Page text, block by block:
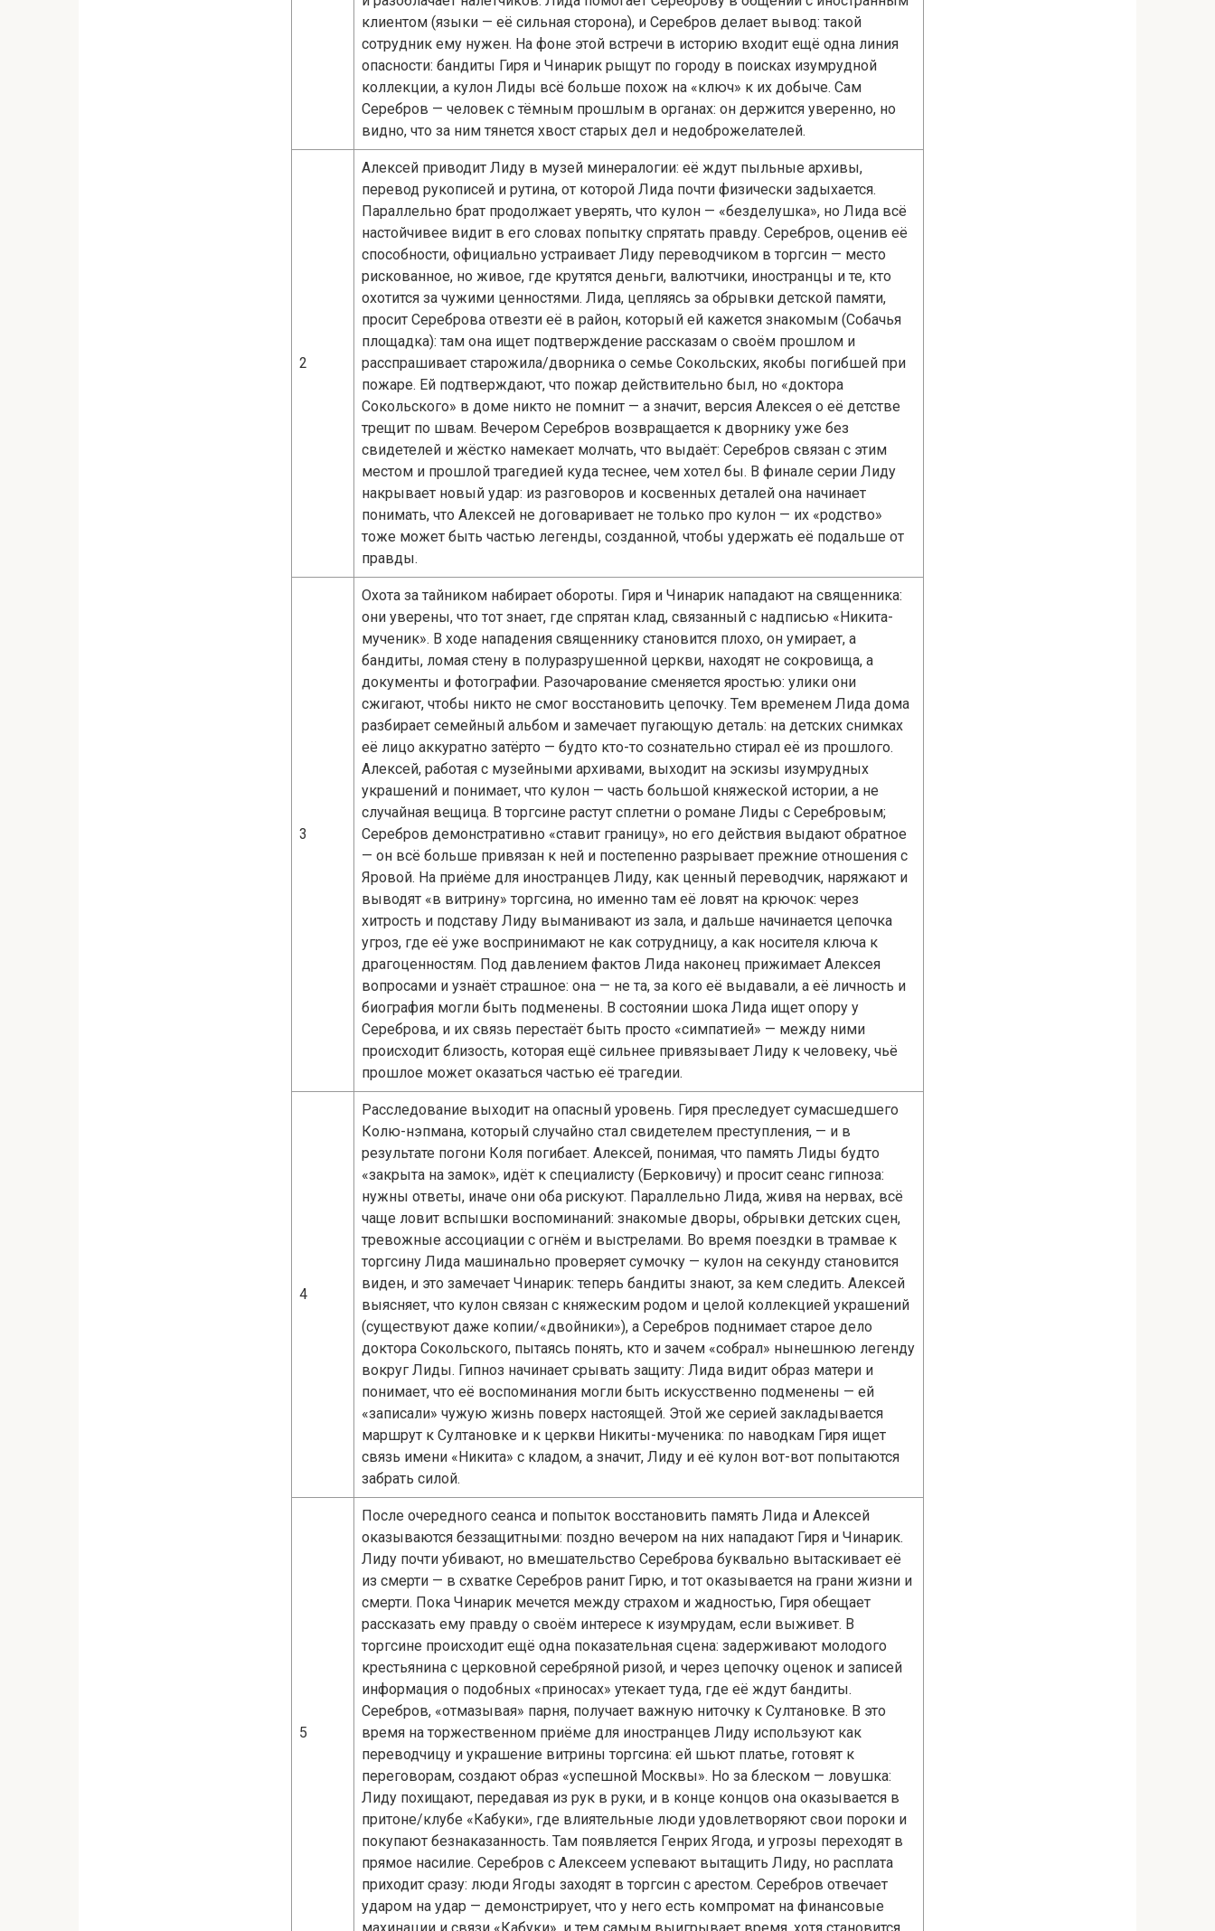
клиентом (языки — её сильная сторона), и Серебров делает вывод: такой
сотрудник ему нужен. На фоне этой встречи в историю входит ещё одна линия
опасности: бандиты Гиря и Чинарик рыщут по городу в поисках изумрудной
коллекции, а кулон Лиды всё больше похож на «ключ» к их добыче. Сам
Серебров — человек с тёмным прошлым в органах: он держится уверенно, но
видно, что за ним тянется хвост старых дел и недоброжелателей.
2
Алексей приводит Лиду в музей минералогии: её ждут пыльные архивы,
перевод рукописей и рутина, от которой Лида почти физически задыхается.
Параллельно брат продолжает уверять, что кулон — «безделушка», но Лида всё
настойчивее видит в его словах попытку спрятать правду. Серебров, оценив её
способности, официально устраивает Лиду переводчиком в торгсин — место
рискованное, но живое, где крутятся деньги, валютчики, иностранцы и те, кто
охотится за чужими ценностями. Лида, цепляясь за обрывки детской памяти,
просит Сереброва отвезти её в район, который ей кажется знакомым (Собачья
площадка): там она ищет подтверждение рассказам о своём прошлом и
расспрашивает старожила/дворника о семье Сокольских, якобы погибшей при
пожаре. Ей подтверждают, что пожар действительно был, но «доктора
Сокольского» в доме никто не помнит — а значит, версия Алексея о её детстве
трещит по швам. Вечером Серебров возвращается к дворнику уже без
свидетелей и жёстко намекает молчать, что выдаёт: Серебров связан с этим
местом и прошлой трагедией куда теснее, чем хотел бы. В финале серии Лиду
накрывает новый удар: из разговоров и косвенных деталей она начинает
понимать, что Алексей не договаривает не только про кулон — их «родство»
тоже может быть частью легенды, созданной, чтобы удержать её подальше от
правды.
3
Охота за тайником набирает обороты. Гиря и Чинарик нападают на священника:
они уверены, что тот знает, где спрятан клад, связанный с надписью «Никита-
мученик». В ходе нападения священнику становится плохо, он умирает, а
бандиты, ломая стену в полуразрушенной церкви, находят не сокровища, а
документы и фотографии. Разочарование сменяется яростью: улики они
сжигают, чтобы никто не смог восстановить цепочку. Тем временем Лида дома
разбирает семейный альбом и замечает пугающую деталь: на детских снимках
её лицо аккуратно затёрто — будто кто-то сознательно стирал её из прошлого.
Алексей, работая с музейными архивами, выходит на эскизы изумрудных
украшений и понимает, что кулон — часть большой княжеской истории, а не
случайная вещица. В торгсине растут сплетни о романе Лиды с Серебровым;
Серебров демонстративно «ставит границу», но его действия выдают обратное
— он всё больше привязан к ней и постепенно разрывает прежние отношения с
Яровой. На приёме для иностранцев Лиду, как ценный переводчик, наряжают и
выводят «в витрину» торгсина, но именно там её ловят на крючок: через
хитрость и подставу Лиду выманивают из зала, и дальше начинается цепочка
угроз, где её уже воспринимают не как сотрудницу, а как носителя ключа к
драгоценностям. Под давлением фактов Лида наконец прижимает Алексея
вопросами и узнаёт страшное: она — не та, за кого её выдавали, а её личность и
биография могли быть подменены. В состоянии шока Лида ищет опору у
Сереброва, и их связь перестаёт быть просто «симпатией» — между ними
происходит близость, которая ещё сильнее привязывает Лиду к человеку, чьё
прошлое может оказаться частью её трагедии.
4
Расследование выходит на опасный уровень. Гиря преследует сумасшедшего
Колю-нэпмана, который случайно стал свидетелем преступления, — и в
результате погони Коля погибает. Алексей, понимая, что память Лиды будто
«закрыта на замок», идёт к специалисту (Берковичу) и просит сеанс гипноза:
нужны ответы, иначе они оба рискуют. Параллельно Лида, живя на нервах, всё
чаще ловит вспышки воспоминаний: знакомые дворы, обрывки детских сцен,
тревожные ассоциации с огнём и выстрелами. Во время поездки в трамвае к
торгсину Лида машинально проверяет сумочку — кулон на секунду становится
виден, и это замечает Чинарик: теперь бандиты знают, за кем следить. Алексей
выясняет, что кулон связан с княжеским родом и целой коллекцией украшений
(существуют даже копии/«двойники»), а Серебров поднимает старое дело
доктора Сокольского, пытаясь понять, кто и зачем «собрал» нынешнюю легенду
вокруг Лиды. Гипноз начинает срывать защиту: Лида видит образ матери и
понимает, что её воспоминания могли быть искусственно подменены — ей
«записали» чужую жизнь поверх настоящей. Этой же серией закладывается
маршрут к Султановке и к церкви Никиты-мученика: по наводкам Гиря ищет
связь имени «Никита» с кладом, а значит, Лиду и её кулон вот-вот попытаются
забрать силой.
5
После очередного сеанса и попыток восстановить память Лида и Алексей
оказываются беззащитными: поздно вечером на них нападают Гиря и Чинарик.
Лиду почти убивают, но вмешательство Сереброва буквально вытаскивает её
из смерти — в схватке Серебров ранит Гирю, и тот оказывается на грани жизни и
смерти. Пока Чинарик мечется между страхом и жадностью, Гиря обещает
рассказать ему правду о своём интересе к изумрудам, если выживет. В
торгсине происходит ещё одна показательная сцена: задерживают молодого
крестьянина с церковной серебряной ризой, и через цепочку оценок и записей
информация о подобных «приносах» утекает туда, где её ждут бандиты.
Серебров, «отмазывая» парня, получает важную ниточку к Султановке. В это
время на торжественном приёме для иностранцев Лиду используют как
переводчицу и украшение витрины торгсина: ей шьют платье, готовят к
переговорам, создают образ «успешной Москвы». Но за блеском — ловушка:
Лиду похищают, передавая из рук в руки, и в конце концов она оказывается в
притоне/клубе «Кабуки», где влиятельные люди удовлетворяют свои пороки и
покупают безнаказанность. Там появляется Генрих Ягода, и угрозы переходят в
прямое насилие. Серебров с Алексеем успевают вытащить Лиду, но расплата
приходит сразу: люди Ягоды заходят в торгсин с арестом. Серебров отвечает
ударом на удар — демонстрирует, что у него есть компромат на финансовые